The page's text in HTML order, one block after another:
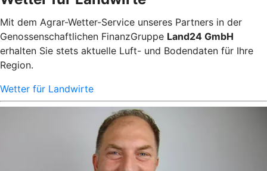
Mit dem Agrar-Wetter-Service unseres Partners in der
Genossenschaftlichen FinanzGruppe Land24 GmbH
erhalten Sie stets aktuelle Luft- und Bodendaten für Ihre
Region.
Wetter für Landwirte